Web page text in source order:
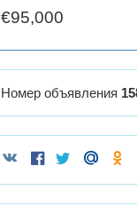
€95,000
Номер объявления